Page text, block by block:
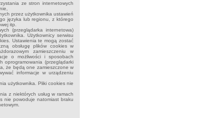
ze stron internetowych
przez użytkownika ustawień
języka lub regionu, z którego
itp.
(przeglądarka internetowa)
Użytkownicy serwisu
Ustawienia te mogą zostać
obsługę plików cookies w
zamieszczeniu w
o możliwości i sposobach
oprogramowania (przeglądarki
że będą one zamieszczone w
informacje w urządzeniu
użytkownika. Pliki cookies nie
z niektórych usług w ramach
nie powoduje natomiast braku